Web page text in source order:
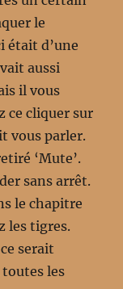
le
était d’une
aussi
il vous
ce cliquer sur
vous parler.
‘Mute’.
sans arrêt.
le chapitre
les tigres.
serait
les